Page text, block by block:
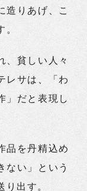
造りあげ、こ
、貧しい人々
レサは、「わ
」だと表現し
品を丹精込め
ない」という
り出す。